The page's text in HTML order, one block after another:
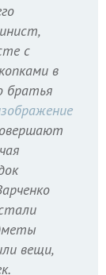
с
в
братья
вещи,